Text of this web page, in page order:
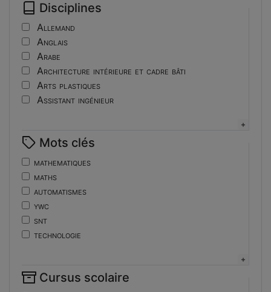
Travaux d'élèves/étudiants
Tutoriel
Disciplines
Allemand
Anglais
Arabe
Architecture intérieure et cadre bâti
Arts plastiques
Assistant ingénieur
Boulangerie
Braille
Bureautique
Céramique industrielle
Chinois
Cinéma et photographie
Coiffure
Construction et réparation en carrosserie
Mots clés
mathematiques
maths
automatismes
ywc
snt
technologie
fonctions-lp
Cursus scolaire